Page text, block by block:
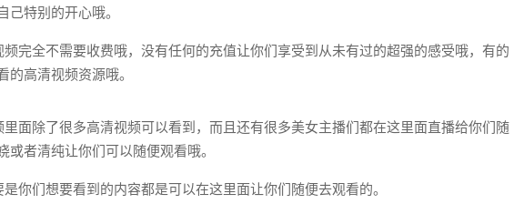
特别的开心哦。
全不需要收费哦，没有任何的充值让你们享受到从未有过的超强的感受哦，有的
高清视频资源哦。
除了很多高清视频可以看到，而且还有很多美女主播们都在这里面直播给你们随
者清纯让你们可以随便观看哦。
们想要看到的内容都是可以在这里面让你们随便去观看的。